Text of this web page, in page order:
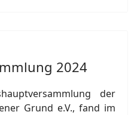
2024
der
Grund e.V., fand im